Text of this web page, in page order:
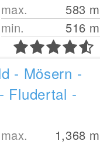
max. 583 m
min.
516 m
- Mösern -
Fludertal -
max. 1,368 m